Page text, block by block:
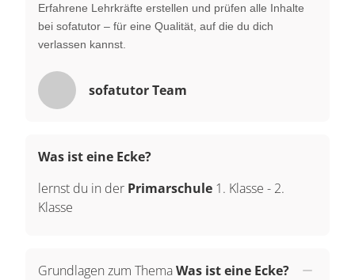
Erfahrene Lehrkräfte erstellen und prüfen alle Inhalte
bei sofatutor – für eine Qualität, auf die du dich
verlassen kannst.
sofatutor Team
Was ist eine Ecke?
lernst du in der Primarschule 1. Klasse - 2.
Klasse
Grundlagen zum ThemaWas ist eine Ecke?